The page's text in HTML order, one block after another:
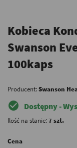
Kobieca
Swanson
100kaps
Producent:Swanson
check_circle Dostępny -
Ilość na stanie:7 szt.
Cena